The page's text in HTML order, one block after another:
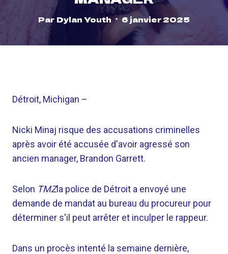
Par Dylan Youth 6 janvier 2025
Détroit, Michigan –
Nicki Minaj risque des accusations criminelles
après avoir été accusée d'avoir agressé son
ancien manager, Brandon Garrett.
Selon TMZla police de Détroit a envoyé une
demande de mandat au bureau du procureur pour
déterminer s'il peut arrêter et inculper le rappeur.
Dans un procès intenté la semaine dernière,